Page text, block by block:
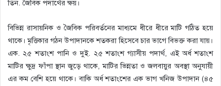
তিন. জৈবিক পদার্থের ক্ষয়।
বিভিন্ন রাসায়নিক ও জৈবিক পরিবর্তনের মাধ্যমে ধীরে ধীরে মাটি গঠিত হয়ে
থাকে। মৃত্তিকার গঠন উপাদানকে শতকরা হিসেবে চার ভাগে বিভক্ত করা যায়।
এক. ২৫ শতাংশ পানি ও দুই. ২৫ শতাংশ গ্যাসীয় পদার্থ, এই অর্ধ শতাংশ
মাটির ক্ষুদ্র ফাঁপা স্থান জুড়ে থাকে, মাটির ভিন্নতা ও জলবায়ুর অবস্থা অনুযায়ী
এর কম বেশি হয়ে থাকে। বাকি অর্ধ শতাংশের এক ভাগ খনিজ উপাদান (৪৫